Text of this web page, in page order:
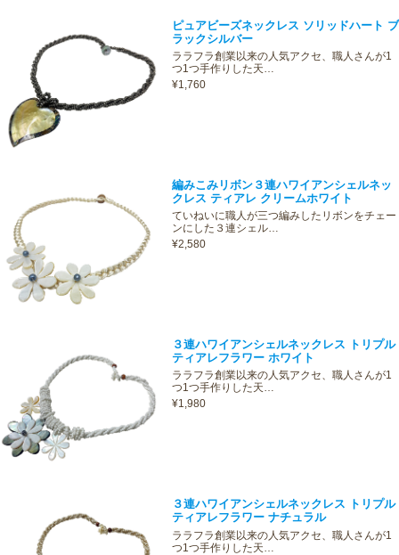
ピュアビーズネックレス ソリッドハート ブ
ラックシルバー
ララフラ創業以来の人気アクセ、職人さんが1
つ1つ手作りした天…
¥1,760
編みこみリボン３連ハワイアンシェルネッ
クレス ティアレ クリームホワイト
ていねいに職人が三つ編みしたリボンをチェー
ンにした３連シェル…
¥2,580
３連ハワイアンシェルネックレス トリプル
ティアレフラワー ホワイト
ララフラ創業以来の人気アクセ、職人さんが1
つ1つ手作りした天…
¥1,980
３連ハワイアンシェルネックレス トリプル
ティアレフラワー ナチュラル
ララフラ創業以来の人気アクセ、職人さんが1
つ1つ手作りした天…